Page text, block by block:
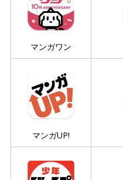
マンガワン
マンガUP!